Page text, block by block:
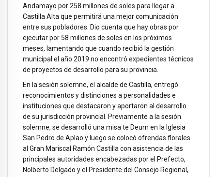
Andamayo por 258 millones de soles para llegar a
Castilla Alta que permitirá una mejor comunicación
entre sus pobladores. Dio cuenta que hay obras por
ejecutar por 58 millones de soles en los próximos
meses, lamentando que cuando recibió la gestión
municipal el año 2019 no encontró expedientes técnicos
de proyectos de desarrollo para su provincia.
En la sesión solemne, el alcalde de Castilla, entregó
reconocimientos y distinciones a personalidades e
instituciones que destacaron y aportaron al desarrollo
de su jurisdicción provincial. Previamente a la sesión
solemne, se desarrolló una misa te Deum en la Iglesia
San Pedro de Aplao y luego se colocó ofrendas florales
al Gran Mariscal Ramón Castilla con asistencia de las
principales autoridades encabezadas por el Prefecto,
Nolberto Delgado y el Presidente del Consejo Regional,